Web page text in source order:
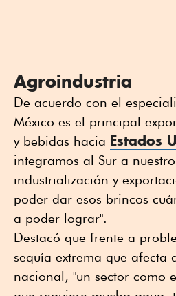
Agroindustria
De acuerdo con el
México es el principal
y bebidas hacia Estados
integramos al Sur a
industrialización y
poder dar esos brincos
a poder lograr".
Destacó que frente a
sequía extrema que afecta
nacional, "un sector como